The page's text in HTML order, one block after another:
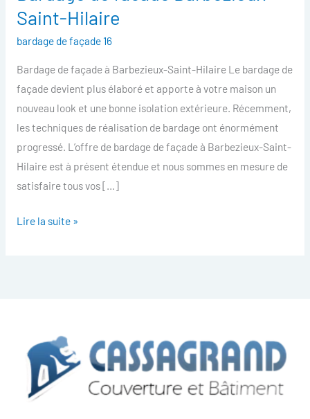
Saint-Hilaire
bardage de façade 16
Bardage de façade à Barbezieux-Saint-Hilaire Le bardage de
façade devient plus élaboré et apporte à votre maison un
nouveau look et une bonne isolation extérieure. Récemment,
les techniques de réalisation de bardage ont énormément
progressé. L’offre de bardage de façade à Barbezieux-Saint-
Hilaire est à présent étendue et nous sommes en mesure de
satisfaire tous vos […]
de
facade
Barbezieux-
Saint-
Hilaire
Lire la suite »